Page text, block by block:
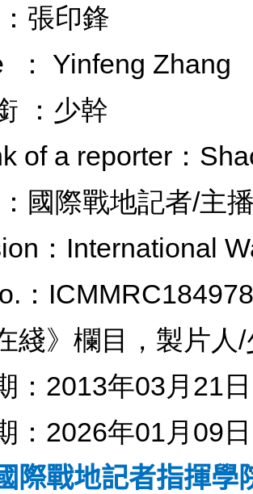
：張印鋒
： Yinfeng
銜 ：少幹
of a reporter：
國際戰地記者/主
：International
：
綫》欄目，製片
：2013年03月21日
：2026年01月09日
際戰地記者指揮學